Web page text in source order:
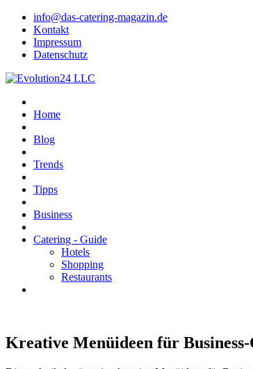
info@das-catering-magazin.de
Kontakt
Impressum
Datenschutz
Home
Blog
Trends
Tipps
Business
Catering - Guide
Hotels
Shopping
Restaurants
Kreative Menüideen für